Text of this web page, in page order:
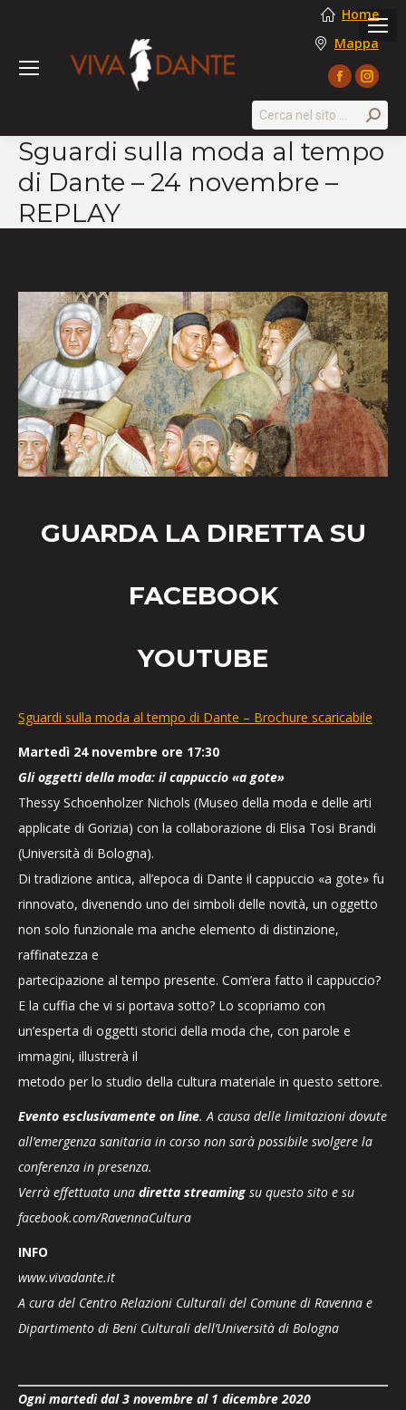
Home
Mappa
Facebook
opens
in
page
opens
in
Search:
Sguardi sulla moda al tempo
di Dante – 24 novembre –
REPLAY
GUARDA LA DIRETTA SU
FACEBOOK
YOUTUBE
Sguardi sulla moda al tempo di Dante – Brochure scaricabile
Martedì 24 novembre ore 17:30
Gli oggetti della moda: il cappuccio «a gote»
Thessy Schoenholzer Nichols (Museo della moda e delle arti
applicate di Gorizia) con la collaborazione di Elisa Tosi Brandi
(Università di Bologna).
Di tradizione antica, all’epoca di Dante il cappuccio «a gote» fu
rinnovato, divenendo uno dei simboli delle novità, un oggetto
non solo funzionale ma anche elemento di distinzione,
raffinatezza e
partecipazione al tempo presente. Com’era fatto il cappuccio?
E la cuffia che vi si portava sotto? Lo scopriamo con
un’esperta di oggetti storici della moda che, con parole e
immagini, illustrerà il
metodo per lo studio della cultura materiale in questo settore.
Evento esclusivamente on line. A causa delle limitazioni dovute
all’emergenza sanitaria in corso non sarà possibile svolgere la
conferenza in presenza.
Verrà effettuata una diretta streaming su questo sito e su
facebook.com/RavennaCultura
INFO
www.vivadante.it
A cura del Centro Relazioni Culturali del Comune di Ravenna e
Dipartimento di Beni Culturali dell’Università di Bologna
Ogni martedì dal 3 novembre al 1 dicembre 2020